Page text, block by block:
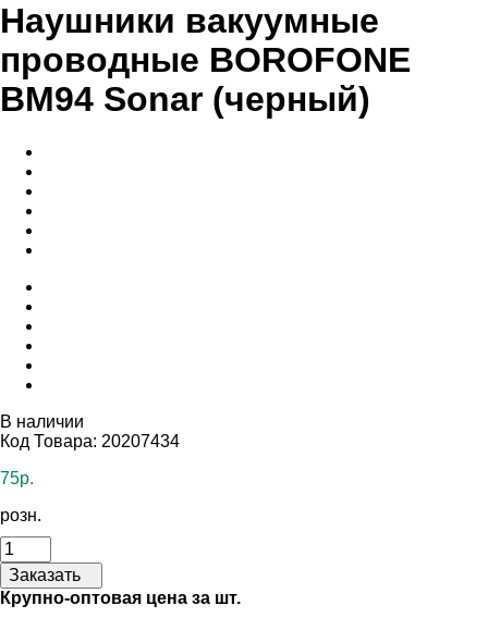
Наушники вакуумные
проводные BOROFONE
BM94 Sonar (черный)
В наличии
Код Товара: 20207434
75р.
розн.
Заказать
Крупно-оптовая цена за шт.